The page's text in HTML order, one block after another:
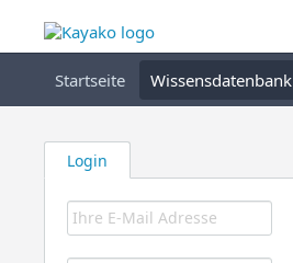
Startseite Wissensdatenbank
Login